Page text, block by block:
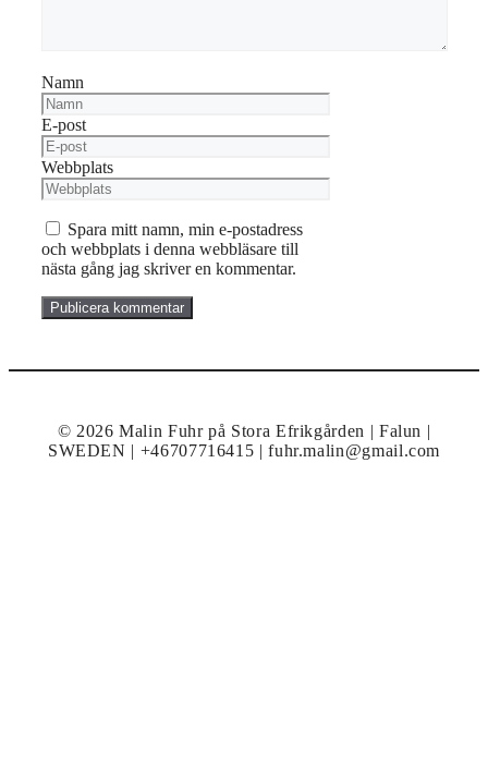
Namn
E-post
Webbplats
Spara mitt namn, min e-postadress
och webbplats i denna webbläsare till
nästa gång jag skriver en kommentar.
© 2026 Malin Fuhr på Stora Efrikgården | Falun |
SWEDEN | +46707716415 | fuhr.malin@gmail.com